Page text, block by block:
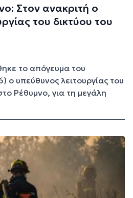
Στον ανακριτή ο
του δικτύου του
το απόγευμα του
υπεύθυνος λειτουργίας του
Ρέθυμνο, για τη μεγάλη